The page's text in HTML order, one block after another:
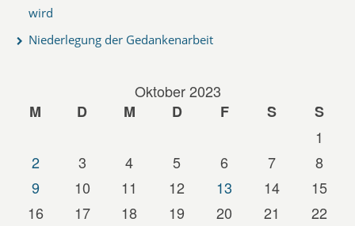
wird
Niederlegung der Gedankenarbeit
Oktober 2023
M
D M D F S
S
1
2
3 4 5 6 7
8
9
10 11 12 13 14
15
16
17 18 19 20 21
22